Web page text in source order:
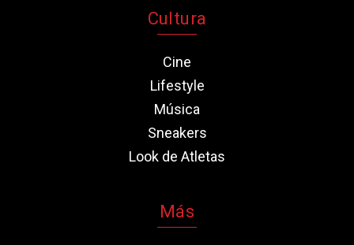
Cultura
Cine
Lifestyle
Música
Sneakers
Look de Atletas
Más